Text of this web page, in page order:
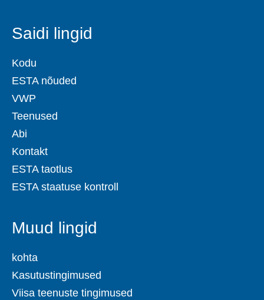
Saidi lingid
Kodu
ESTA nõuded
VWP
Teenused
Abi
Kontakt
ESTA taotlus
ESTA staatuse kontroll
Muud lingid
kohta
Kasutustingimused
Viisa teenuste tingimused